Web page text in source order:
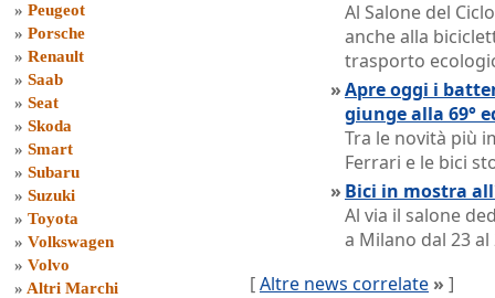
» Peugeot
» Porsche
» Renault
» Saab
» Seat
» Skoda
» Smart
» Subaru
» Suzuki
» Toyota
» Volkswagen
» Volvo
» Altri Marchi
Al Salone del
anche alla
trasporto
»Apre oggi i
giunge alla 69°
Tra le novità più
Ferrari e le bici
» Bici in mostra
Al via il salone
a Milano dal 23
[Altre news correlate » ]